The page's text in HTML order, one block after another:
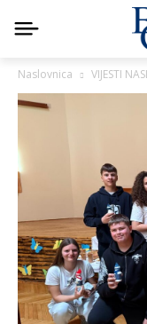
Naslovnica VIJESTI